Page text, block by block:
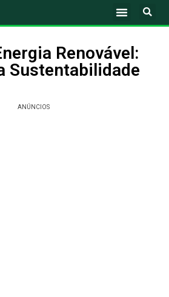
Renovável:
Sustentabilidade
ANÚNCIOS